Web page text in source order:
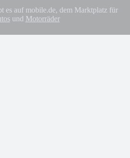
es auf mobile.de, dem Marktplatz für
und Motorräder